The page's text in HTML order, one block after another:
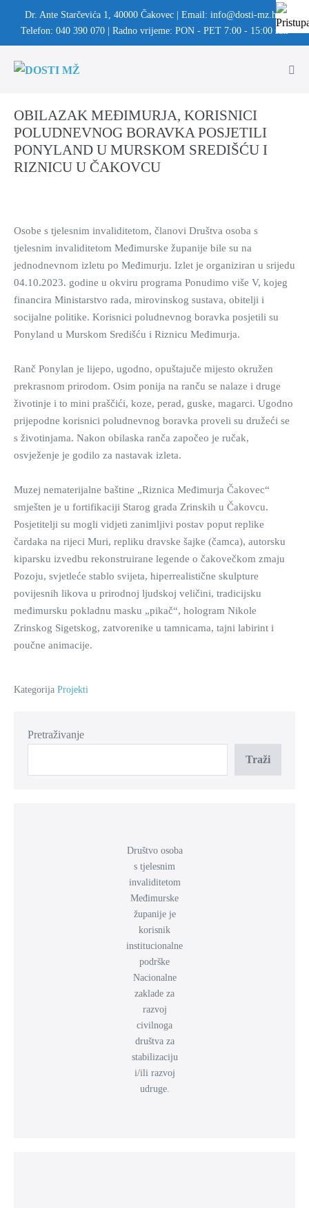
Dr. Ante Starčevića 1, 40000 Čakovec | Email: info@dosti-mz.hr |
Telefon: 040 390 070 | Radno vrijeme: PON - PET 7:00 - 15:00 sati
OBILAZAK MEĐIMURJA, KORISNICI
POLUDNEVNOG BORAVKA POSJETILI
PONYLAND U MURSKOM SREDIŠĆU I
RIZNICU U ČAKOVCU
Osobe s tjelesnim invaliditetom, članovi Društva osoba s
tjelesnim invaliditetom Međimurske županije bile su na
jednodnevnom izletu po Međimurju. Izlet je organiziran u srijedu
04.10.2023. godine u okviru programa Ponudimo više V, kojeg
financira Ministarstvo rada, mirovinskog sustava, obitelji i
socijalne politike. Korisnici poludnevnog boravka posjetili su
Ponyland u Murskom Središću i Riznicu Međimurja.
Ranč Ponylan je lijepo, ugodno, opuštajuče mijesto okružen
prekrasnom prirodom. Osim ponija na ranču se nalaze i druge
životinje i to mini praščići, koze, perad, guske, magarci. Ugodno
prijepodne korisnici poludnevnog boravka proveli su družeći se
s životinjama. Nakon obilaska ranča započeo je ručak,
osvježenje je godilo za nastavak izleta.
Muzej nematerijalne baštine „Riznica Međimurja Čakovec“
smješten je u fortifikaciji Starog grada Zrinskih u Čakovcu.
Posjetitelji su mogli vidjeti zanimljivi postav poput replike
čardaka na rijeci Muri, repliku dravske šajke (čamca), autorsku
kiparsku izvedbu rekonstruirane legende o čakovečkom zmaju
Pozoju, svjetleće stablo svijeta, hiperrealistične skulpture
povijesnih likova u prirodnoj ljudskoj veličini, tradicijsku
međimursku pokladnu masku „pikač“, hologram Nikole
Zrinskog Sigetskog, zatvorenike u tamnicama, tajni labirint i
poučne animacije.
Kategorija Projekti
Pretraživanje
Traži
Društvo osoba
s tjelesnim
invaliditetom
Međimurske
županije je
korisnik
institucionalne
podrške
Nacionalne
zaklade za
razvoj
civilnoga
društva za
stabilizaciju
i/ili razvoj
udruge.